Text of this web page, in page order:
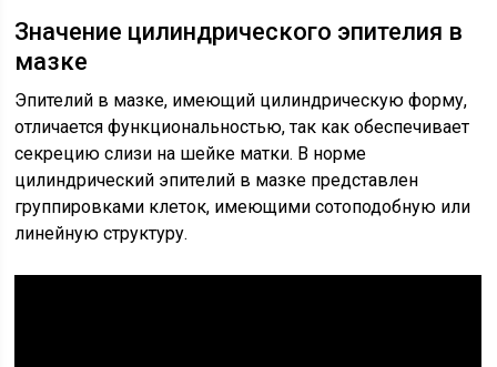
Значение цилиндрического эпителия в
мазке
Эпителий в мазке, имеющий цилиндрическую форму,
отличается функциональностью, так как обеспечивает
секрецию слизи на шейке матки. В норме
цилиндрический эпителий в мазке представлен
группировками клеток, имеющими сотоподобную или
линейную структуру.